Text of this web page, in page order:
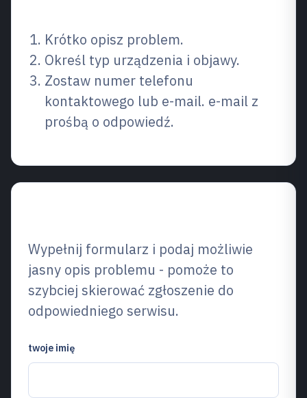
Krótko opisz problem.
Określ typ urządzenia i objawy.
Zostaw numer telefonu
kontaktowego lub e-mail. e-mail z
prośbą o odpowiedź.
Wypełnij formularz i podaj możliwie
jasny opis problemu - pomoże to
szybciej skierować zgłoszenie do
odpowiedniego serwisu.
twoje imię